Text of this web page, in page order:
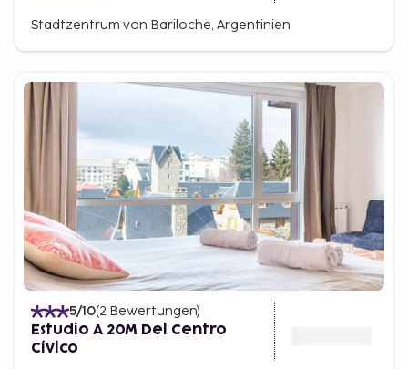
Stadtzentrum von Bariloche, Argentinien
5/10(2 Bewertungen)
Estudio A 20M Del Centro
Cívico